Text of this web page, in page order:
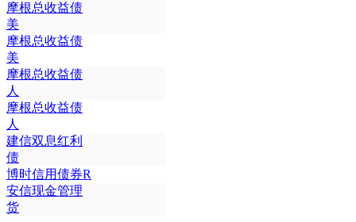
摩根总收益债
美
摩根总收益债
美
摩根总收益债
人
摩根总收益债
人
建信双息红利
债
博时信用债券R
安信现金管理
货